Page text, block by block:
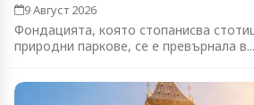
9 Август 2026
Фондацията, която стопанисва
природни паркове, се е превърнала в...